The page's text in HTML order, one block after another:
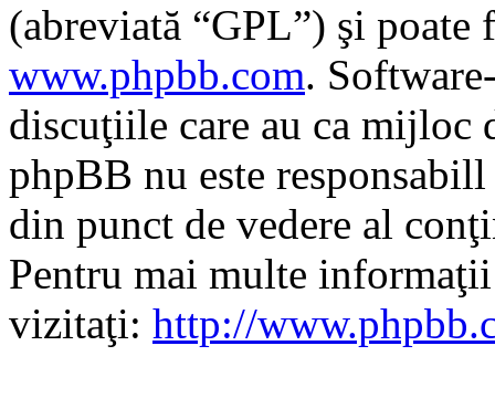
(abreviată “GPL”) şi poate
www.phpbb.com.
discuţiile care au ca mijloc
phpBB nu este
din punct de vedere al
Pentru mai multe
vizitaţi: http://